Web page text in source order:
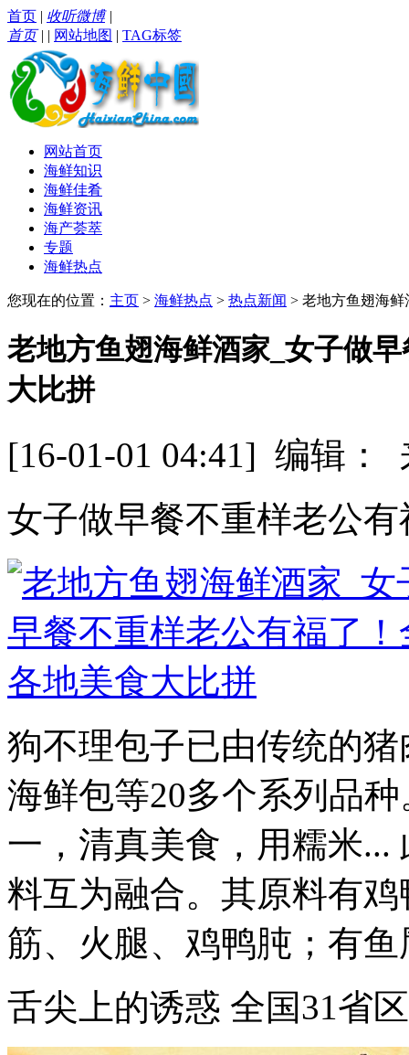
首页 | 收听微博|
首页| | 网站地图 | TAG标签
网站首页
海鲜知识
海鲜佳肴
海鲜资讯
海产荟萃
专题
海鲜热点
您现在的位置： 主页 > 海鲜热点 > 热点新闻 > 老地方鱼翅海
老地方鱼翅海鲜酒家_女子做
大比拼
[16-01-01 04:41] 编辑
女子做早餐不重样老公
狗不理包子已由传统的
海鲜包等20多个系列品
一，清真美食，用糯米...
料互为融合。其原料有
筋、火腿、鸡鸭肫；有
舌尖上的诱惑 全国31省